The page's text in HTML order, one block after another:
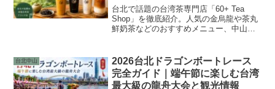
ス・魅力を紹介
台北で話題の台湾茶専門店「60+ Tea
Shop」を徹底紹介。人気の金烏龍や茶丸
鮮奶茶などのおすすめメニュー、中山
を詳しく解説します。
台北中山
2026台北ドラゴンボートレース
完全ガイド｜端午節に楽しむ台湾
最大級の龍舟大会と観光情報